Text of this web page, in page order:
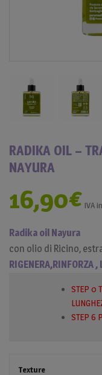
RADIKA OIL –
NAYURA
16,90€ IVA
Radika oil Nayura
con olio di Ricino,
RIGENERA,RINFORZA ,
STEP 0
STEP 6
Texture